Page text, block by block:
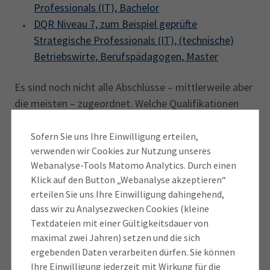
Sofern Sie uns Ihre Einwilligung erteilen,
verwenden wir Cookies zur Nutzung unseres
Webanalyse-Tools Matomo Analytics. Durch einen
Klick auf den Button „Webanalyse akzeptieren“
erteilen Sie uns Ihre Einwilligung dahingehend,
dass wir zu Analysezwecken Cookies (kleine
Textdateien mit einer Gültigkeitsdauer von
maximal zwei Jahren) setzen und die sich
ergebenden Daten verarbeiten dürfen. Sie können
Ihre Einwilligung jederzeit mit Wirkung für die
Professionals (IT), Bachelor
DQR Niveau 7, zum Beispiel geprüfte
Strategische Professionals (IT), (technische)
Betriebswirte, Berufspädagogen, Master
Es sind noch nicht alle Abschlüsse – mittlerweile aber
die meisten – zugeordnet. Welche Qualifikationen
auf dem offiziellen
DQR-Webportal.. Dort und
nachfolgend finden Sie weitere Erläuterungen zum
Nutzen und zur Anwendung des DQR sowie zur
Ausweisung auf den IHK-Zeugnissen.
FAQs: Deutscher
Qualifikationsrahmen (DQR)
Was ist der DQR?